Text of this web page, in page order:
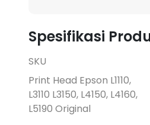
Spesifikasi
SKU
Print Head Epson L1110,
L3110 L3150, L4150, L4160,
L5190 Original